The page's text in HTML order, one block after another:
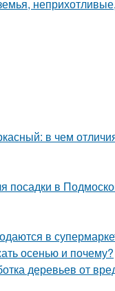
в чем
посадки в
в
осенью и почему?
деревьев от